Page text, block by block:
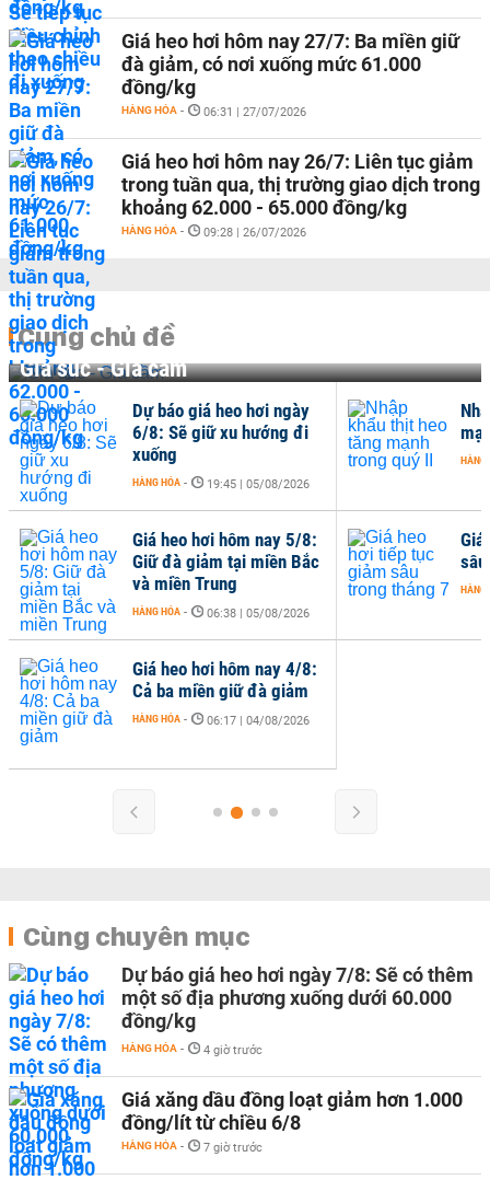
Giá heo hơi hôm nay 27/7: Ba miền giữ
đà giảm, có nơi xuống mức 61.000
đồng/kg
HÀNG HÓA - 06:31 | 27/07/2026
Giá heo hơi hôm nay 26/7: Liên tục giảm
trong tuần qua, thị trường giao dịch trong
khoảng 62.000 - 65.000 đồng/kg
HÀNG HÓA - 09:28 | 26/07/2026
Cùng chủ đề
Gia súc - Gia cầm
Dự báo giá heo hơi ngày
6/8: Sẽ giữ xu hướng đi
xuống
HÀNG HÓA - 19:45 | 05/08/2026
Giá heo hơi hôm nay 5/8:
Giữ đà giảm tại miền Bắc
và miền Trung
HÀNG HÓA - 06:38 | 05/08/2026
HÀNG
HÀNG
Giá heo hơi hôm nay 4/8:
Cả ba miền giữ đà giảm
HÀNG HÓA - 06:17 | 04/08/2026
Cùng chuyên mục
Dự báo giá heo hơi ngày 7/8: Sẽ có thêm
một số địa phương xuống dưới 60.000
đồng/kg
HÀNG HÓA - 4 giờ trước
Giá xăng dầu đồng loạt giảm hơn 1.000
đồng/lít từ chiều 6/8
HÀNG HÓA - 7 giờ trước